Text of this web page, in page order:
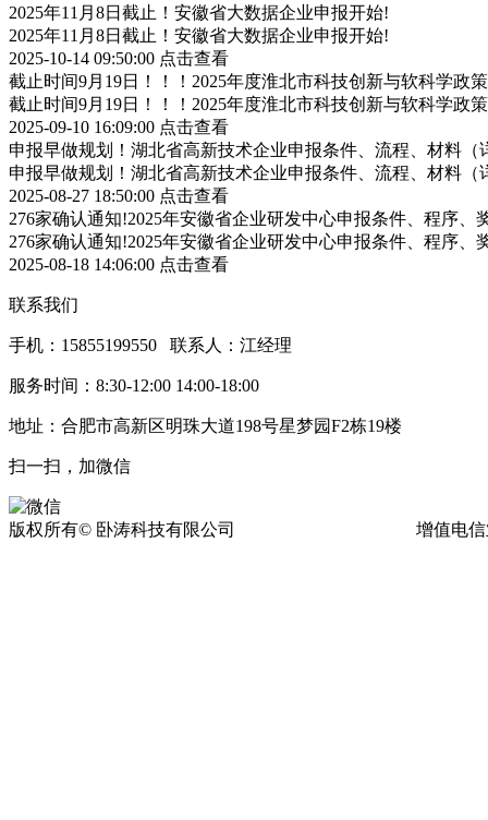
2025年11月8日截止！安徽省大数据企业申报开始!
2025年11月8日截止！安徽省大数据企业申报开始!
2025-10-14 09:50:00 点击查看
截止时间9月19日！！！2025年度淮北市科技创新与软科学
截止时间9月19日！！！2025年度淮北市科技创新与软科学
2025-09-10 16:09:00 点击查看
申报早做规划！湖北省高新技术企业申报条件、流程、材料（
申报早做规划！湖北省高新技术企业申报条件、流程、材料（
2025-08-27 18:50:00 点击查看
276家确认通知!2025年安徽省企业研发中心申报条件、程序、
276家确认通知!2025年安徽省企业研发中心申报条件、程序、
2025-08-18 14:06:00 点击查看
联系我们
手机：15855199550 联系人：江经理
服务时间：8:30-12:00 14:00-18:00
地址：合肥市高新区明珠大道198号星梦园F2栋19楼
扫一扫，加微信
版权所有© 卧涛科技有限公司 增值电